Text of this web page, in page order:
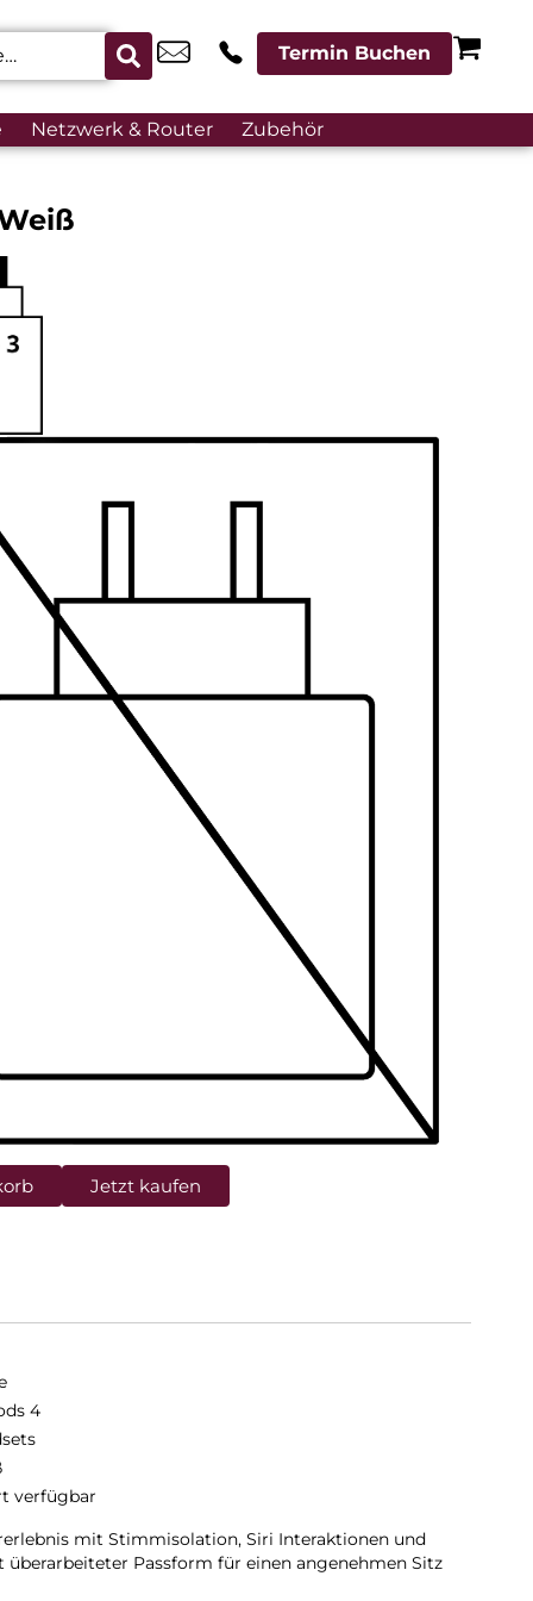
Termin Buchen
Netzwerk & Router Zubehör
Jetzt kaufen
4
verfügbar
mit Stimmisolation, Siri Interaktionen und
überarbeiteter Passform für einen angenehmen Sitz